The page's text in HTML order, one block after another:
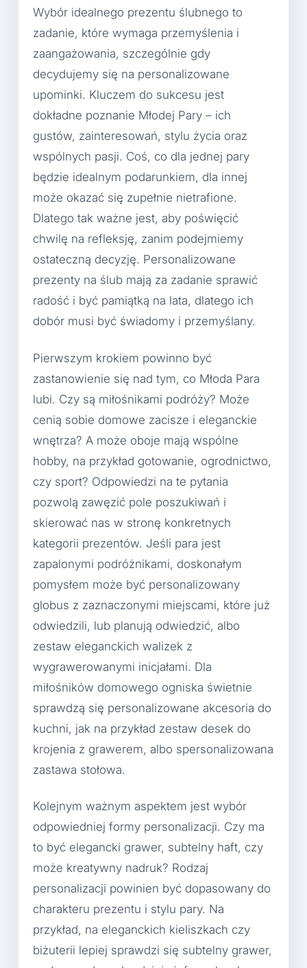
Wybór idealnego prezentu ślubnego to
zadanie, które wymaga przemyślenia i
zaangażowania, szczególnie gdy
decydujemy się na personalizowane
upominki. Kluczem do sukcesu jest
dokładne poznanie Młodej Pary – ich
gustów, zainteresowań, stylu życia oraz
wspólnych pasji. Coś, co dla jednej pary
będzie idealnym podarunkiem, dla innej
może okazać się zupełnie nietrafione.
Dlatego tak ważne jest, aby poświęcić
chwilę na refleksję, zanim podejmiemy
ostateczną decyzję. Personalizowane
prezenty na ślub mają za zadanie sprawić
radość i być pamiątką na lata, dlatego ich
dobór musi być świadomy i przemyślany.
Pierwszym krokiem powinno być
zastanowienie się nad tym, co Młoda Para
lubi. Czy są miłośnikami podróży? Może
cenią sobie domowe zacisze i eleganckie
wnętrza? A może oboje mają wspólne
hobby, na przykład gotowanie, ogrodnictwo,
czy sport? Odpowiedzi na te pytania
pozwolą zawęzić pole poszukiwań i
skierować nas w stronę konkretnych
kategorii prezentów. Jeśli para jest
zapalonymi podróżnikami, doskonałym
pomysłem może być personalizowany
globus z zaznaczonymi miejscami, które już
odwiedzili, lub planują odwiedzić, albo
zestaw eleganckich walizek z
wygrawerowanymi inicjałami. Dla
miłośników domowego ogniska świetnie
sprawdzą się personalizowane akcesoria do
kuchni, jak na przykład zestaw desek do
krojenia z grawerem, albo spersonalizowana
zastawa stołowa.
Kolejnym ważnym aspektem jest wybór
odpowiedniej formy personalizacji. Czy ma
to być elegancki grawer, subtelny haft, czy
może kreatywny nadruk? Rodzaj
personalizacji powinien być dopasowany do
charakteru prezentu i stylu pary. Na
przykład, na eleganckich kieliszkach czy
biżuterii lepiej sprawdzi się subtelny grawer,